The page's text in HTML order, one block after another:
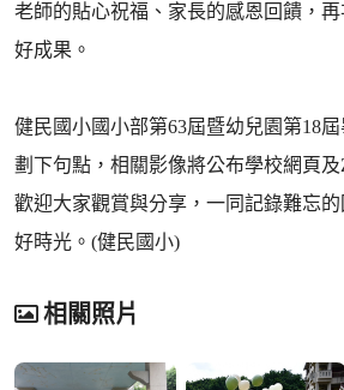
老師的貼心祝福、家長的感恩回饋，
好成果。
健民國小國小部第63屆暨幼兒園第18
劃下句點，相關影像將公布學校網頁
歡迎大家觀賞與分享，一同記錄難忘
好時光。(健民國小)
相關照片